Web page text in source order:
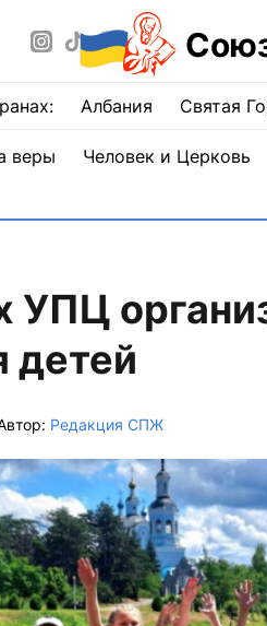
Албания Святая
веры Человек и Церковь
УПЦ
детей
Редакция СПЖ